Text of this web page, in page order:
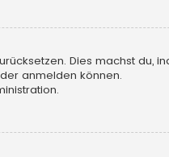
Dies machst du,
anmelden können.